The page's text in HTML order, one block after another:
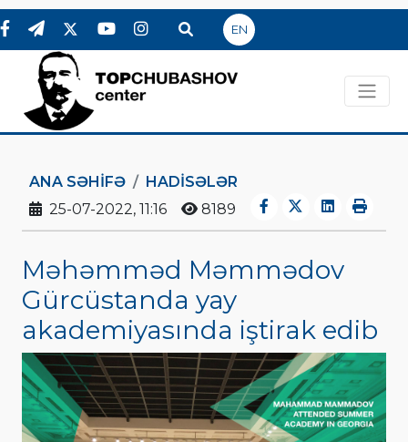
EN
ANA SƏHIFƏ
HADİSƏLƏR
25-07-2022, 11:16
8189
Məhəmməd Məmmədov
Gürcüstanda yay
akademiyasında iştirak edib